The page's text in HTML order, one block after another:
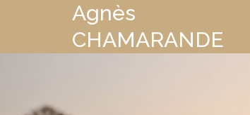
Agnès
CHAMARANDE